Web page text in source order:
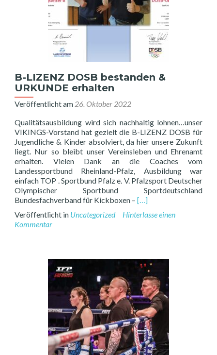
B-LIZENZ DOSB bestanden &
URKUNDE erhalten
Veröffentlicht am 26. Oktober 2022
Qualitätsausbildung wird sich nachhaltig lohnen…unser
VIKINGS-Vorstand hat gezielt die B-LIZENZ DOSB für
Jugendliche & Kinder absolviert, da hier unsere Zukunft
liegt. Nur so bleibt unser Vereinsleben und Ehrenamt
erhalten. Vielen Dank an die Coaches vom
Landessportbund Rheinland-Pfalz, Ausbildung war
einfach TOP . Sportbund Pfalz e. V. Pfalzsport Deutscher
Olympischer Sportbund Sportdeutschland
Bundesfachverband für Kickboxen – Read
about
bestanden
&
URKUNDE
erhalten
[…]
Veröffentlicht in Uncategorized
Hinterlasse einen
Kommentar